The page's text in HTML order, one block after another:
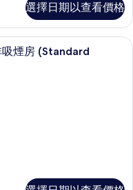
選擇日期以查看價格
保險箱、書桌、筆電工作空間
吸煙房 (Standard